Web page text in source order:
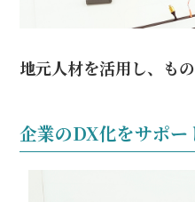
地元人材を活用し、も
企業のDX化をサポー